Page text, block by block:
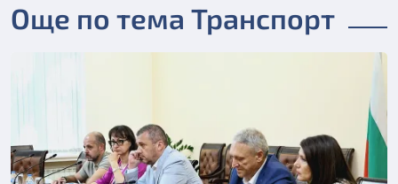
Още по тема Транспорт